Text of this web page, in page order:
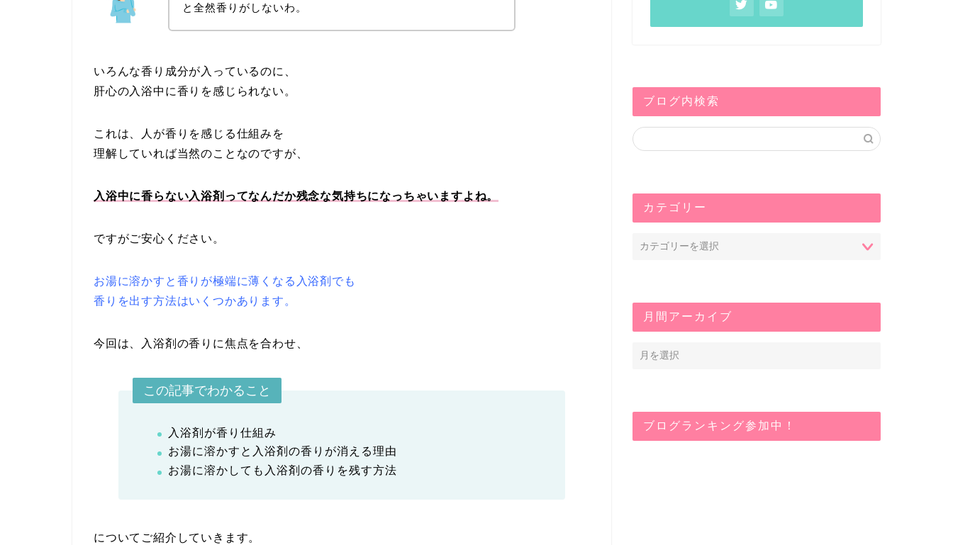
と全然香りがしないわ。
いろんな香り成分が入っているのに、
肝心の入浴中に香りを感じられない。
これは、人が香りを感じる仕組みを
理解していれば当然のことなのですが、
入浴中に香らない入浴剤ってなんだか残念な気持ちになっちゃいますよね。
ですがご安心ください。
お湯に溶かすと香りが極端に薄くなる入浴剤でも
香りを出す方法はいくつかあります。
今回は、入浴剤の香りに焦点を合わせ、
この記事でわかること
入浴剤が香り仕組み
お湯に溶かすと入浴剤の香りが消える理由
お湯に溶かしても入浴剤の香りを残す方法
についてご紹介していきます。
ブログ内検索
カテゴリー
月間アーカイブ
ブログランキング参加中！